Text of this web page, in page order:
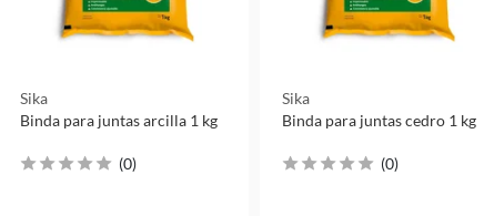
Sika
Binda para juntas arcilla 1 kg
(0)
Sika
Binda para juntas cedro 1 kg
(0)